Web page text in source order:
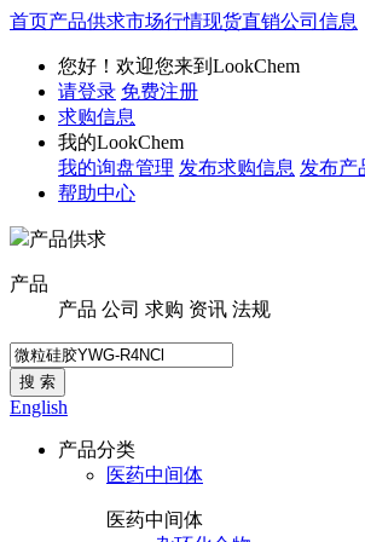
首页产品供求市场行情现货直销公司信息
您好！欢迎您来到LookChem
请登录 免费注册
求购信息
我的LookChem
我的询盘管理 发布求购信息 发布产
帮助中心
产品供求
产品
产品 公司 求购 资讯 法规
搜 索
English
产品分类
医药中间体
医药中间体